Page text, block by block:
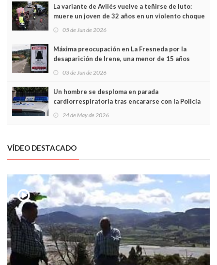
La variante de Avilés vuelve a teñirse de luto:
muere un joven de 32 años en un violento choque
05 de Jun de 2026
Máxima preocupación en La Fresneda por la
desaparición de Irene, una menor de 15 años
03 de Jun de 2026
Un hombre se desploma en parada
cardiorrespiratoria tras encararse con la Policía
24 de May de 2026
VÍDEO DESTACADO